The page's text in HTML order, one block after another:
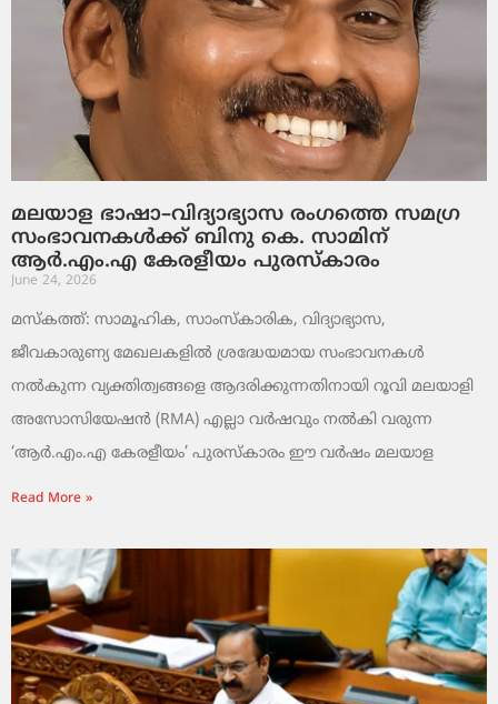
മലയാള ഭാഷാ–വിദ്യാഭ്യാസ രംഗത്തെ സമഗ്ര
സംഭാവനകൾക്ക് ബിനു കെ. സാമിന്
ആർ.എം.എ കേരളീയം പുരസ്‌കാരം
June 24, 2026
മസ്കത്ത്: സാമൂഹിക, സാംസ്‌കാരിക, വിദ്യാഭ്യാസ,
ജീവകാരുണ്യ മേഖലകളിൽ ശ്രദ്ധേയമായ സംഭാവനകൾ
നൽകുന്ന വ്യക്തിത്വങ്ങളെ ആദരിക്കുന്നതിനായി റൂവി മലയാളി
അസോസിയേഷൻ (RMA) എല്ലാ വർഷവും നൽകി വരുന്ന
‘ആർ.എം.എ കേരളീയം’ പുരസ്‌കാരം ഈ വർഷം മലയാള
Read More »